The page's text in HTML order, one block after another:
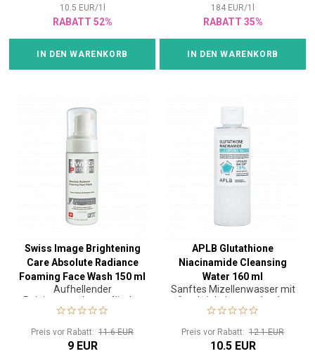
10.5 EUR/1
RABATT 52%
IN DEN WARENKORB
184 EUR/1
RABATT 35%
IN DEN WARENKORB
Swiss Image Brightening
Care Absolute Radiance
Foaming Face Wash 150 ml
Aufhellender
Reinigungsschaum für das
Gesicht
Preis vor Rabatt: 11.6 EUR
9 EUR
APLB Glutathione
Niacinamide Cleansing
Water 160 ml
Sanftes Mizellenwasser mit
feuchtigkeitsspendender
und beruhigender Wirkung
Preis vor Rabatt: 12.1 EUR
10.5 EUR